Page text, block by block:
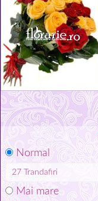
Normal
27 Trandafiri
Mai mare